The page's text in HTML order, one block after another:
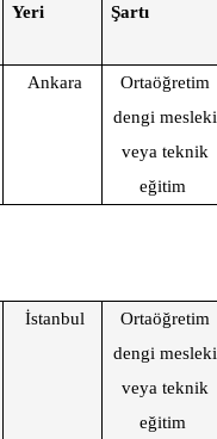
Yeri
Şartı
Ankara
Ortaöğretim
dengi mesleki
veya teknik
eğitim
İstanbul
Ortaöğretim
dengi mesleki
veya teknik
eğitim